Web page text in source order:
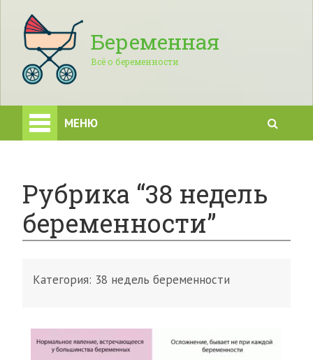
Беременная
Всё о беременности
МЕНЮ
Рубрика “38 недель
беременности”
Категория: 38 недель беременности